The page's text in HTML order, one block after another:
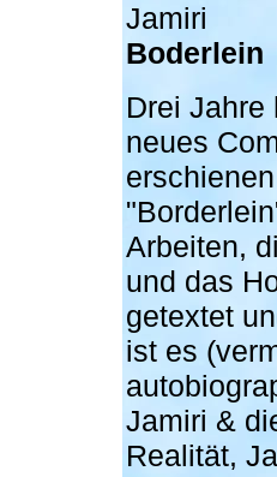
Jamiri
Boderlein
Drei Jahre
neues
Arbeiten,
und das
getextet
ist es
Jamiri &
Realität,